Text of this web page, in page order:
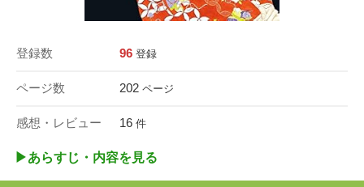
登録数 96 登録
ページ数 202 ページ
感想・レビュー 16 件
▶︎あらすじ・内容を見る